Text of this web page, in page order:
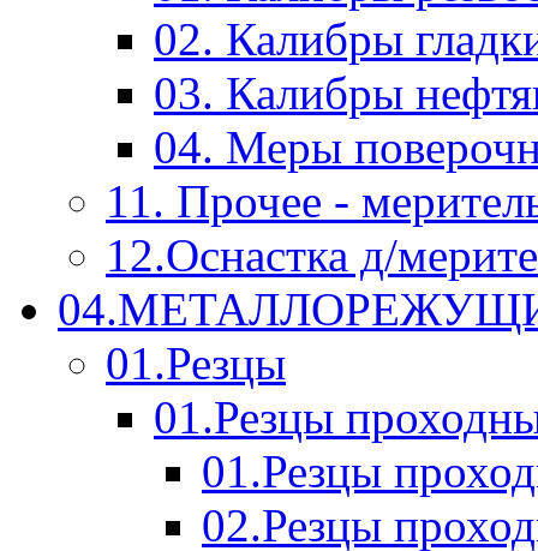
02. Калибры
03. Калибры
04. Меры
11. Прочее -
12.Оснастка д/
01.Резцы
01.Резцы
01.Резцы
02.Резцы